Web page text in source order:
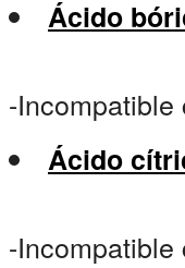
Ácido
-Incompatible
Ácido
-Incompatible